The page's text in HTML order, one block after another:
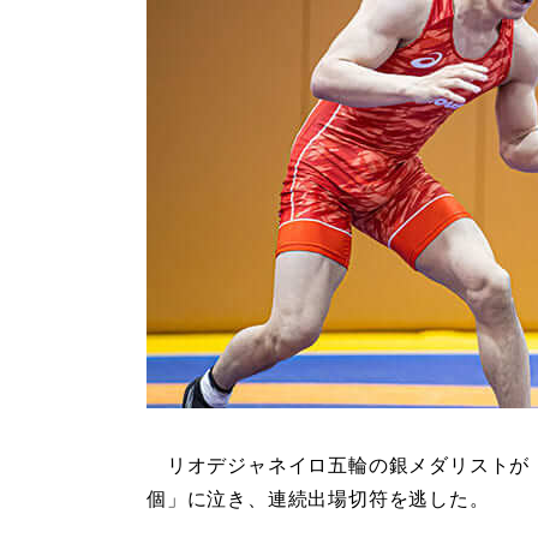
リオデジャネイロ五輪の銀メダリストが
個」に泣き、連続出場切符を逃した。